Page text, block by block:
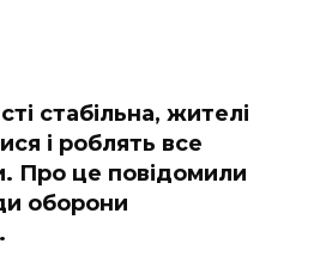
стабільна, жителі
і роблять все
Про це повідомили
оборони